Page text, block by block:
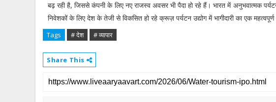
बढ़ रही है, जिससे कंपनी के लिए नए राजस्व अवसर भी पैदा हो रहे हैं। भारत में अनुभवात्मक
निवेशकों के लिए देश के तेजी से विकसित हो रहे क्रूज़ पर्यटन उद्योग में भागीदारी का एक
Tags # देश # व्यापार
Share This